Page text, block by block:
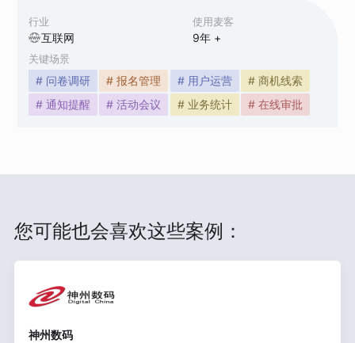
行业
互联网
使用麦客
9年 +
关键场景
# 问卷调研 # 报名管理 # 用户运营
# 商机线索
# 通知提醒
# 活动会议 # 业务统计 # 在线审批
您可能也会喜欢这些案例：
神州数码